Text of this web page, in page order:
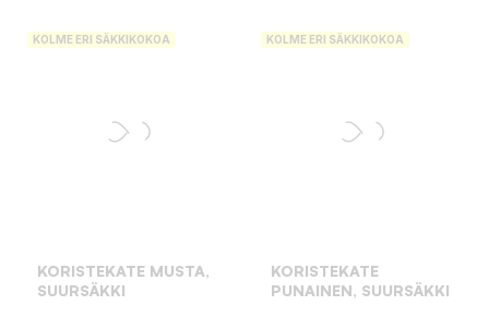
KOLME ERI SÄKKIKOKOA
KORISTEKATE MUSTA,
SUURSÄKKI
KOLME ERI SÄKKIKOKOA
KORISTEKATE
PUNAINEN, SUURSÄKKI